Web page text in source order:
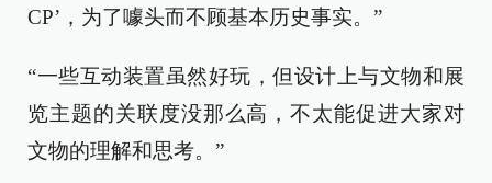
CP’，为了噱头而不顾基本历史事实。”
“一些互动装置虽然好玩，但设计上与文物和展
览主题的关联度没那么高，不太能促进大家对
文物的理解和思考。”